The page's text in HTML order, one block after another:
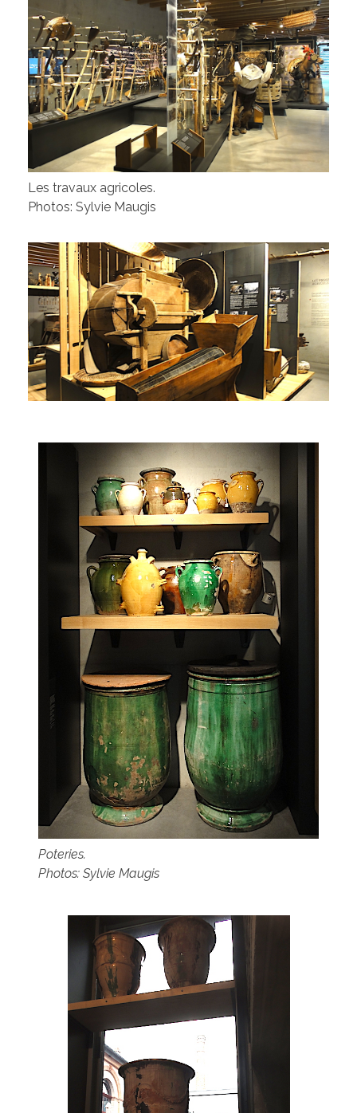
Les travaux agricoles.
Photos: Sylvie Maugis
Poteries.
Photos: Sylvie Maugis